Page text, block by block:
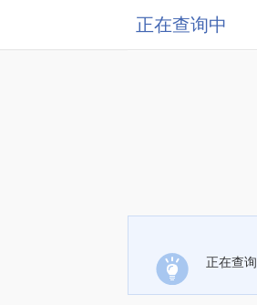
正在查询中
正在查